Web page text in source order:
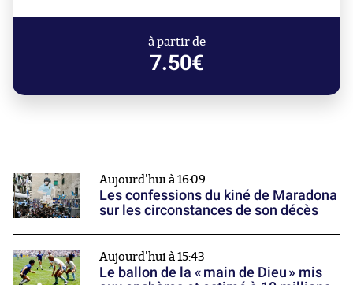
à partir de
7.50€
Aujourd'hui à 16:09
Les confessions du kiné de Maradona
sur les circonstances de son décès
Aujourd'hui à 15:43
Le ballon de la « main de Dieu » mis